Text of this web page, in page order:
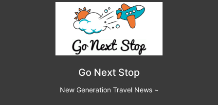
Go Next Stop
New Generation Travel News ~